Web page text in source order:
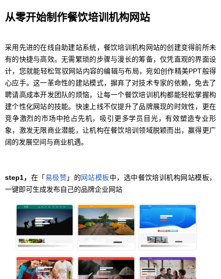
从零开始制作餐饮培训机构网站
采用先进的在线自助建站系统，餐饮培训机构网站的创建变得前所未
有的快捷与高效。无需繁琐的步骤与漫长的筹备，仅凭直观的界面设
计，您就能轻松驾驭网站内容的编辑与布局，宛如创作精美PPT般得
心应手。这一革命性的建站模式，摒弃了对技术专家的依赖，免去了
聘请高成本开发团队的烦恼，让每一个餐饮培训机构都能轻松掌握构
建个性化网站的技能。快速上线不仅提升了品牌展现的时效性，更在
竞争激烈的市场中抢占先机，吸引更多学员目光，有效塑造专业形
象，激发无限商业潜能，让机构在餐饮培训领域脱颖而出，赢得更广
阔的发展空间与商业机遇。
step1， 在「 易极赞」的网站模板中，选中餐饮培训机构网站模板，
一键即可生成发布自己的品牌企业网站